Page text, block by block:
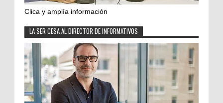
Clica y amplía información
LA SER CESA AL DIRECTOR DE INFORMATIVOS